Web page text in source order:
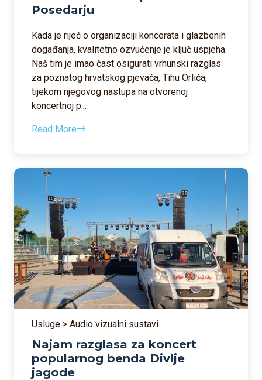
Posedarju
Kada je riječ o organizaciji koncerata i glazbenih
događanja, kvalitetno ozvučenje je ključ uspjeha.
Naš tim je imao čast osigurati vrhunski razglas
za poznatog hrvatskog pjevača, Tihu Orlića,
tijekom njegovog nastupa na otvorenoj
koncertnoj p...
Read More
Usluge > Audio vizualni sustavi
Najam razglasa za koncert
popularnog benda Divlje
jagode